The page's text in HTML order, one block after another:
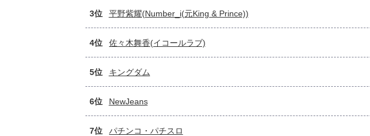
3位 平野紫耀(Number_i(元King & Prince))
4位 佐々木舞香(イコールラブ)
5位 キングダム
6位 NewJeans
7位 パチンコ・パチスロ